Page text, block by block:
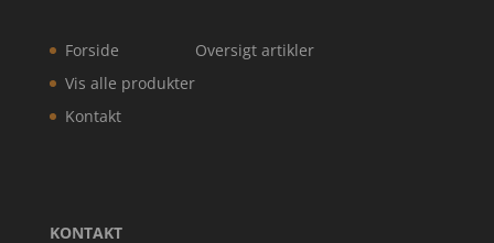
Forside
Vis alle produkter
Kontakt
Oversigt artikler
KONTAKT